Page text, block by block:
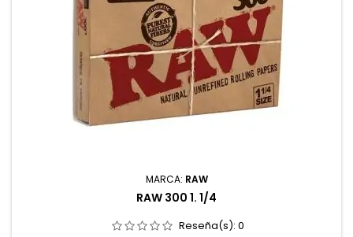
MARCA: RAW
RAW 300 1. 1/4
Reseña(s): 0